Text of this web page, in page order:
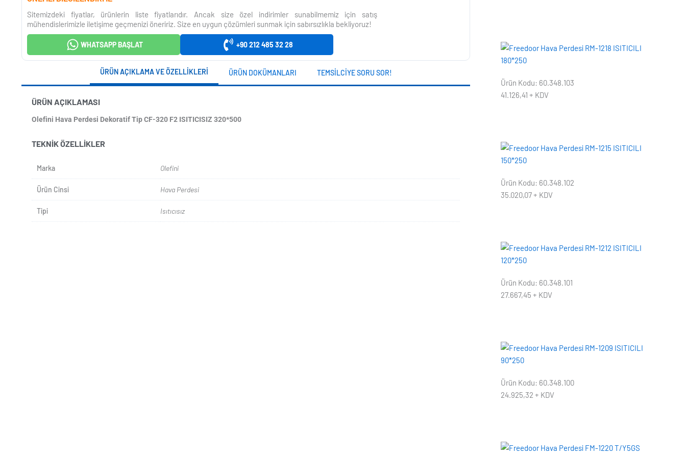
Sitemizdeki fiyatlar, ürünlerin liste fiyatlarıdır. Ancak size özel indirimler sunabilmemiz için satış
mühendislerimizle iletişime geçmenizi öneririz. Size en uygun çözümleri sunmak için sabırsızlıkla bekliyoruz!
WHATSAPP BAŞLAT +90 212 485 32 28
ÜRÜN AÇIKLAMA VE ÖZELLIKLERI ÜRÜN DOKÜMANLARI TEMSILCIYE SORU SOR!
ÜRÜN AÇIKLAMASI
Olefini Hava Perdesi Dekoratif Tip CF-320 F2 ISITICISIZ 320*500
TEKNIK ÖZELLIKLER
Marka Olefini
Ürün Cinsi Hava Perdesi
Tipi Isıtıcısız
Ürün Kodu: 60.348.103
41.126,41 + KDV
Ürün Kodu: 60.348.102
35.020,07+ KDV
Ürün Kodu: 60.348.101
27.667,45 + KDV
Ürün Kodu: 60.348.100
24.925,32 + KDV